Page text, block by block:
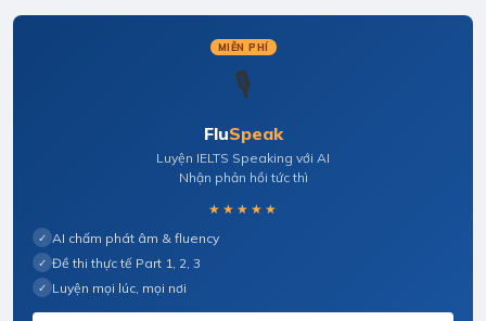
MIỄN PHÍ
🎙️
FluSpeak
Luyện IELTS Speaking với AI
Nhận phản hồi tức thì
★★★★★
✓ AI chấm phát âm & fluency
✓ Đề thi thực tế Part 1, 2, 3
✓ Luyện mọi lúc, mọi nơi